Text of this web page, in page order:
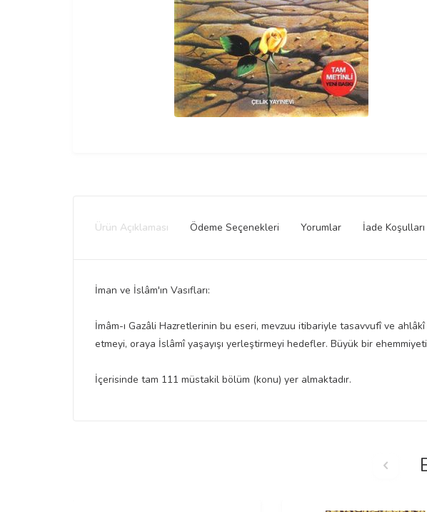
Ürün Açıklaması Ödeme Seçenekleri Yorumlar İade Koşulları
İman ve İslâm'ın Vasıfları:
İmâm-ı Gazâli Hazretlerinin bu eseri, mevzuu itibariyle tasavvufî ve
etmeyi, oraya İslâmî yaşayışı yerleştirmeyi hedefler. Büyük bir
İçerisinde tam 111 müstakil bölüm (konu) yer almaktadır.